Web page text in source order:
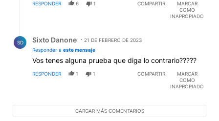
RESPONDER 6 1 COMPARTIR
MARCAR
COMO
INAPROPIADO
SD Sixto Danone
21 DE FEBRERO DE 2023
Responder a este mensaje
Vos tenes alguna prueba que diga lo contrario?????
RESPONDER 1 1 COMPARTIR
MARCAR
COMO
INAPROPIADO
CARGAR MÁS COMENTARIOS